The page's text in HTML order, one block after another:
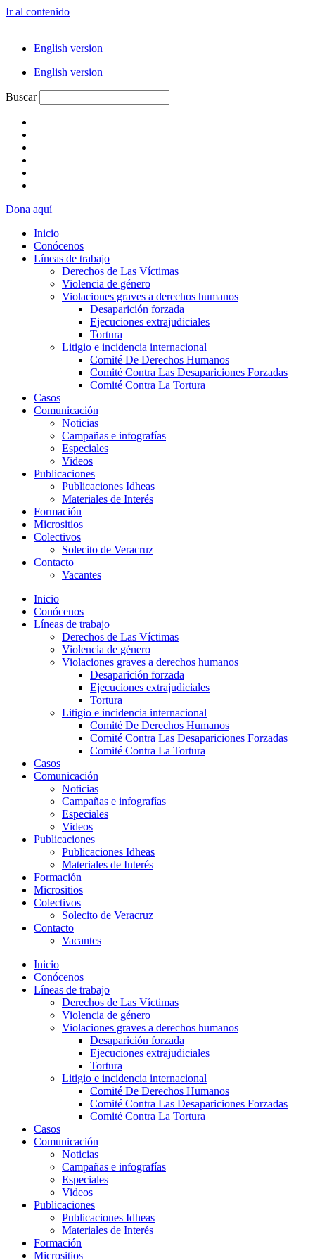
Ir al contenido
English version
English version
Buscar
Dona aquí
Inicio
Conócenos
Líneas de trabajo
Derechos de Las Víctimas
Violencia de género
Violaciones graves a derechos humanos
Desaparición forzada​
Ejecuciones extrajudiciales
Tortura
Litigio e incidencia internacional
Comité De Derechos Humanos​
Comité Contra Las Desapariciones Forzadas
Comité Contra La Tortura​
Casos
Comunicación
Noticias
Campañas e infografías
Especiales
Videos
Publicaciones
Publicaciones Idheas
Materiales de Interés
Formación
Micrositios
Colectivos
Solecito de Veracruz
Contacto
Vacantes
Inicio
Conócenos
Líneas de trabajo
Derechos de Las Víctimas
Violencia de género
Violaciones graves a derechos humanos
Desaparición forzada​
Ejecuciones extrajudiciales
Tortura
Litigio e incidencia internacional
Comité De Derechos Humanos​
Comité Contra Las Desapariciones Forzadas
Comité Contra La Tortura​
Casos
Comunicación
Noticias
Campañas e infografías
Especiales
Videos
Publicaciones
Publicaciones Idheas
Materiales de Interés
Formación
Micrositios
Colectivos
Solecito de Veracruz
Contacto
Vacantes
Inicio
Conócenos
Líneas de trabajo
Derechos de Las Víctimas
Violencia de género
Violaciones graves a derechos humanos
Desaparición forzada​
Ejecuciones extrajudiciales
Tortura
Litigio e incidencia internacional
Comité De Derechos Humanos​
Comité Contra Las Desapariciones Forzadas
Comité Contra La Tortura​
Casos
Comunicación
Noticias
Campañas e infografías
Especiales
Videos
Publicaciones
Publicaciones Idheas
Materiales de Interés
Formación
Micrositios